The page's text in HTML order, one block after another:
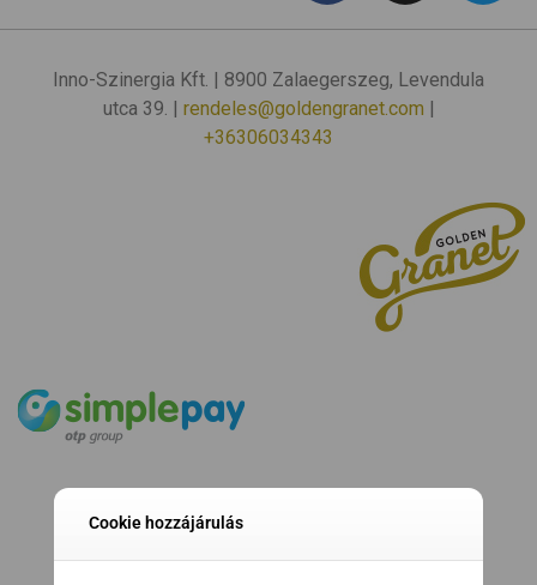
Inno-Szinergia Kft. | 8900 Zalaegerszeg, Levendula
utca 39. | rendeles@goldengranet.com
+36306034343
Cookie hozzájárulás